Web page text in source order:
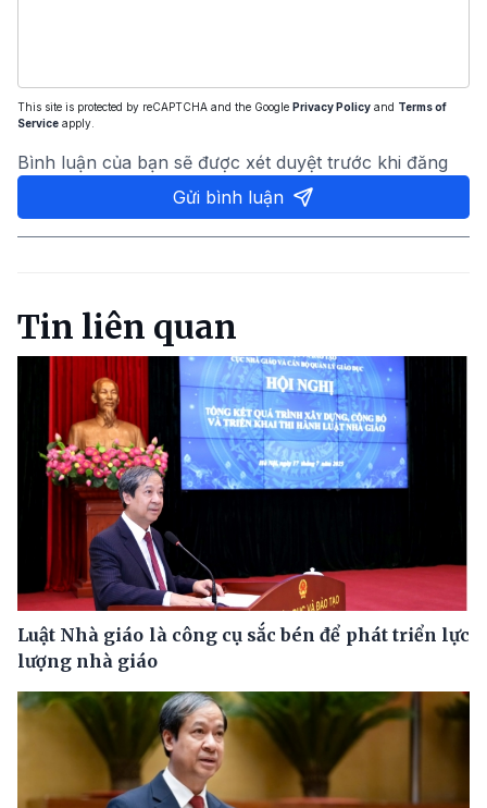
This site is protected by reCAPTCHA and the Google Privacy Policy and Terms of
Service apply.
Bình luận của bạn sẽ được xét duyệt trước khi đăng
Gửi bình luận
Tin liên quan
Luật Nhà giáo là công cụ sắc bén để phát triển lực
lượng nhà giáo